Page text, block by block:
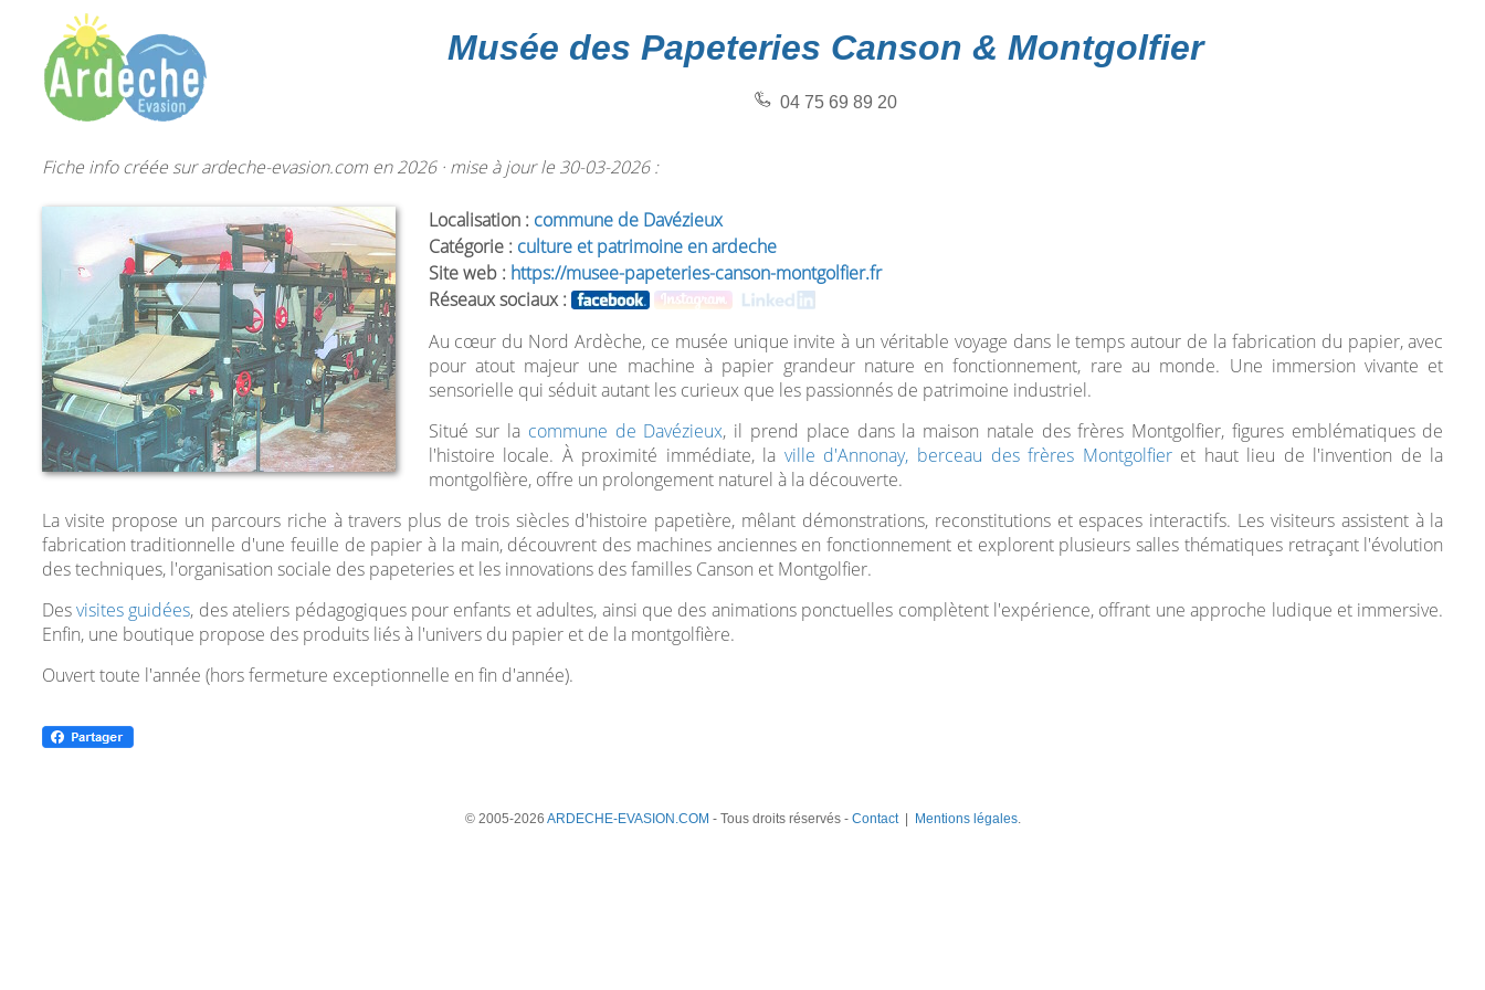
Musée des Papeteries Canson & Montgolfier
04 75 69 89 20
Fiche info créée sur ardeche-evasion.com en 2026 · mise à jour le 30-03-2026 :
Localisation : commune de Davézieux
Catégorie : culture et patrimoine en ardeche
Site web : https://musee-papeteries-canson-montgolfier.fr
Réseaux sociaux :
Au cœur du Nord Ardèche, ce musée unique invite à un véritable voyage dans le temps autour de la fabrication du papier, avec
pour atout majeur une machine à papier grandeur nature en fonctionnement, rare au monde. Une immersion vivante et
sensorielle qui séduit autant les curieux que les passionnés de patrimoine industriel.
Situé sur la commune de Davézieux, il prend place dans la maison natale des frères Montgolfier, figures emblématiques de
l'histoire locale. À proximité immédiate, la ville d'Annonay, berceau des frères Montgolfieret haut lieu de l'invention de la
montgolfière, offre un prolongement naturel à la découverte.
La visite propose un parcours riche à travers plus de trois siècles d'histoire papetière, mêlant démonstrations, reconstitutions et espaces interactifs. Les visiteurs assistent à la
fabrication traditionnelle d'une feuille de papier à la main, découvrent des machines anciennes en fonctionnement et explorent plusieurs salles thématiques retraçant l'évolution
des techniques, l'organisation sociale des papeteries et les innovations des familles Canson et Montgolfier.
Desvisites guidées, des ateliers pédagogiques pour enfants et adultes, ainsi que des animations ponctuelles complètent l'expérience, offrant une approche ludique et immersive.
Enfin, une boutique propose des produits liés à l'univers du papier et de la montgolfière.
Ouvert toute l'année (hors fermeture exceptionnelle en fin d'année).
© 2005-2026 ARDECHE-EVASION.COM - Tous droits réservés - Contact| Mentions légales.